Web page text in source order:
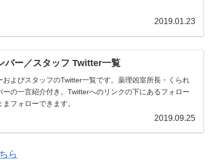
2019.01.23
バー／スタッフ Twitter一覧
およびスタッフのTwitter一覧です。薬理凶室所長・くられ
ーの一言紹介付き。Twitterへのリンクの下にあるフォロー
フォローできます。
2019.09.25
ら